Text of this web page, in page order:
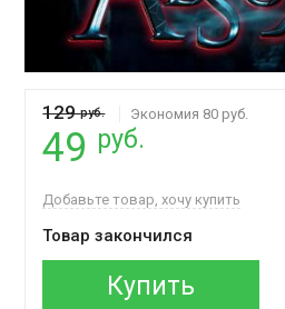
129руб. Экономия 80 руб.
49 руб.
Добавьте товар, хочу купить
Товар закончился
Купить